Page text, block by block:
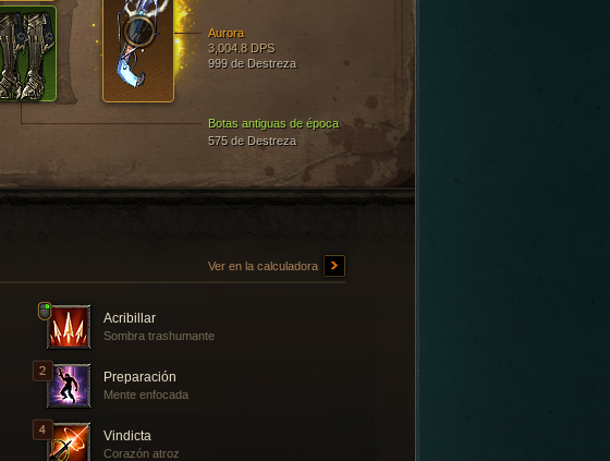
Botas antiguas de época
575 de Destreza
Aurora
3,004.8 DPS
999 de Destreza
Ver en la calculadora
Acribillar
Sombra trashumante
Preparación
Mente enfocada
Vindicta
Corazón atroz